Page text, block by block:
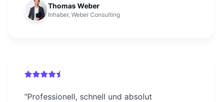
Thomas Weber
Inhaber, Weber Consulting
"Professionell, schnell und absolut